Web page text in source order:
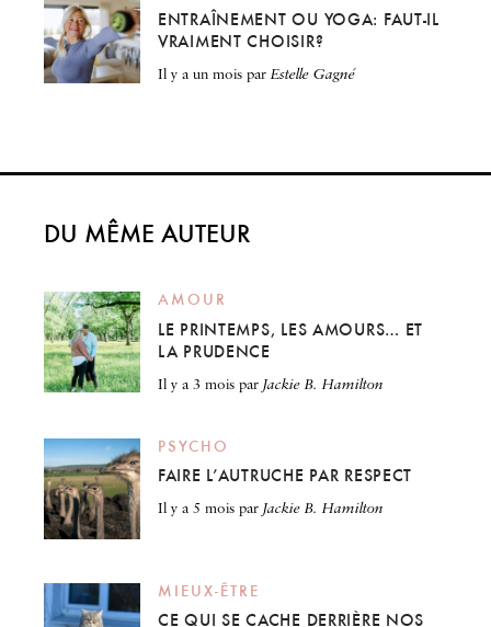
ENTRAÎNEMENT OU YOGA: FAUT-IL
VRAIMENT CHOISIR?
il y a un mois par Estelle Gagné
DU MÊME AUTEUR
AMOUR
LE PRINTEMPS, LES AMOURS… ET
LA PRUDENCE
il y a 3 mois par Jackie B. Hamilton
PSYCHO
FAIRE L’AUTRUCHE PAR RESPECT
il y a 5 mois par Jackie B. Hamilton
MIEUX-ÊTRE
CE QUI SE CACHE DERRIÈRE NOS